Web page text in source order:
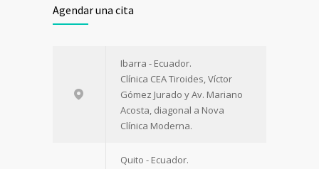
Agendar una cita
Ibarra - Ecuador.
Clínica CEA Tiroides, Víctor
Gómez Jurado y Av. Mariano
Acosta, diagonal a Nova
Clínica Moderna.
Quito - Ecuador.